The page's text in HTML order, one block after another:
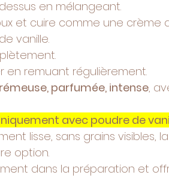
en mélangeant.
et cuire comme une crème
vanille.
en remuant régulièrement.
parfumée, intense,
avec poudre de
lisse, sans grains visibles, la
option.
dans la préparation et